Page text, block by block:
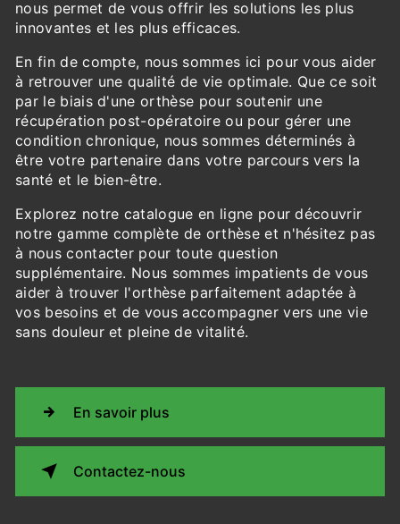
nous permet de vous offrir les solutions les plus
innovantes et les plus efficaces.
En fin de compte, nous sommes ici pour vous aider
à retrouver une qualité de vie optimale. Que ce soit
par le biais d'une orthèse pour soutenir une
récupération post-opératoire ou pour gérer une
condition chronique, nous sommes déterminés à
être votre partenaire dans votre parcours vers la
santé et le bien-être.
Explorez notre catalogue en ligne pour découvrir
notre gamme complète de orthèse et n'hésitez pas
à nous contacter pour toute question
supplémentaire. Nous sommes impatients de vous
aider à trouver l'orthèse parfaitement adaptée à
vos besoins et de vous accompagner vers une vie
sans douleur et pleine de vitalité.
En savoir plus
Contactez-nous